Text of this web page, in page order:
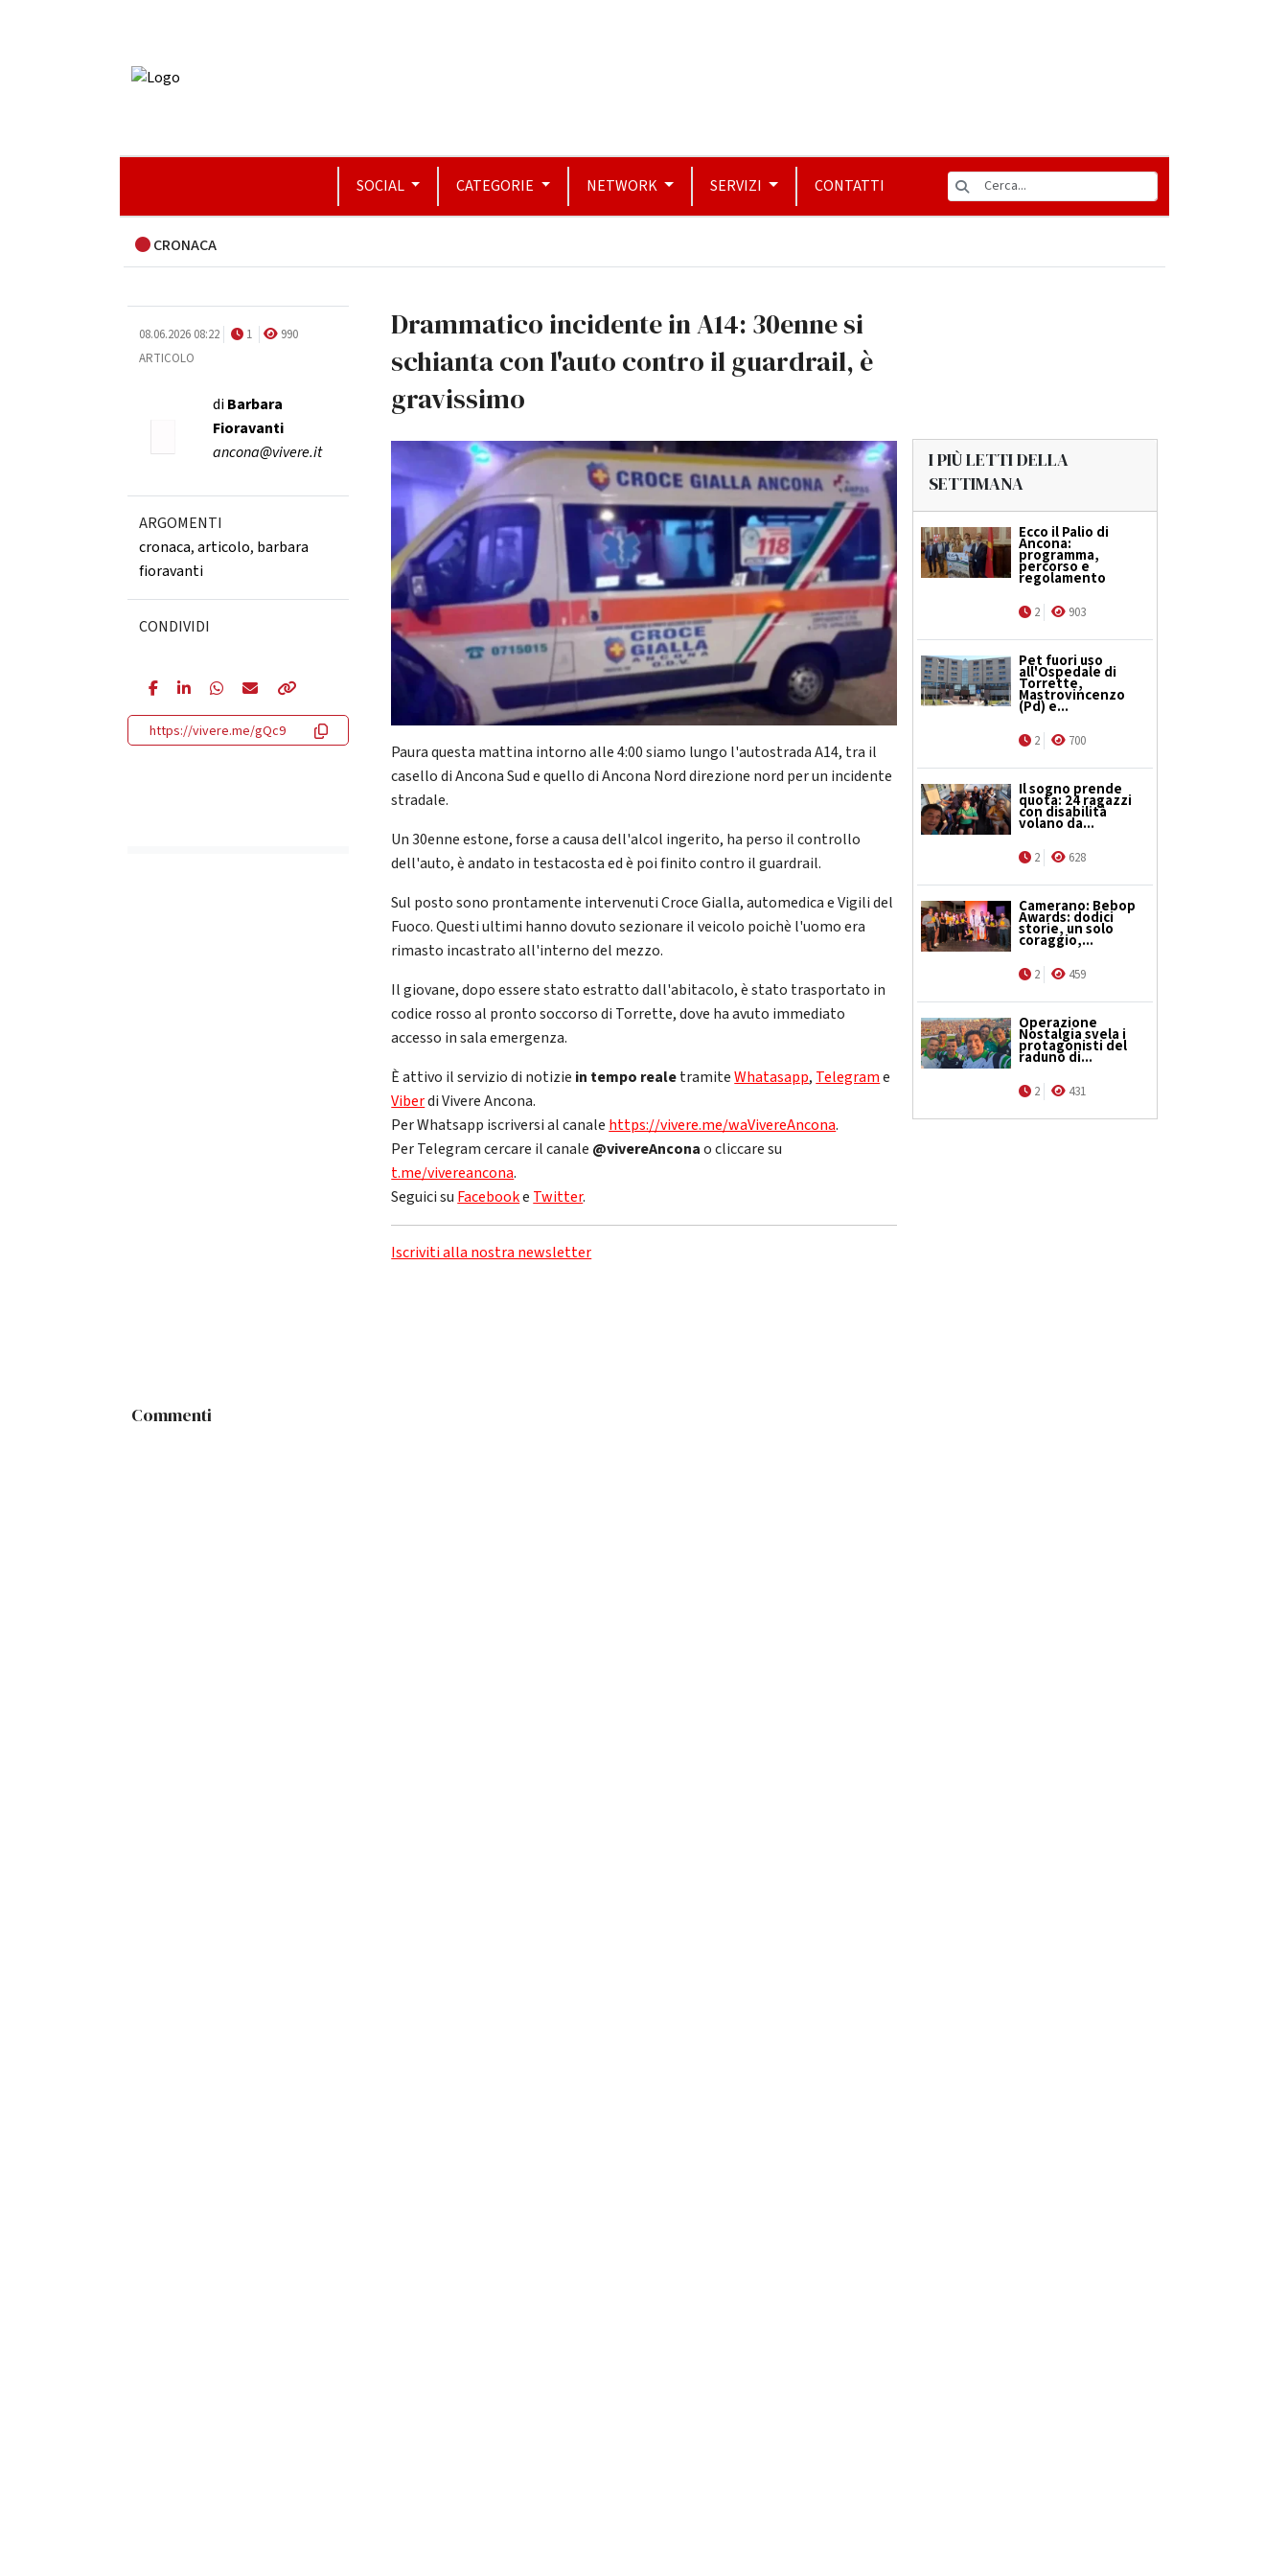
SOCIAL CATEGORIE NETWORK SERVIZI CONTATTI
CRONACA
08.06.2026 08:22 1
990
ARTICOLO
diBarbara
Fioravanti
ancona@vivere.it
ARGOMENTI
cronaca,articolo, barbara
fioravanti
CONDIVIDI
https://vivere.me/gQc9
Drammatico incidente in A14: 30enne si
schianta con l'auto contro il guardrail, è
gravissimo
Paura questa mattina intorno alle 4:00 siamo lungo l'autostrada A14, tra il
casello di Ancona Sud e quello di Ancona Nord direzione nord per un incidente
stradale.
Un 30enne estone, forse a causa dell'alcol ingerito, ha perso il controllo
dell'auto, è andato in testacosta ed è poi finito contro il guardrail.
Sul posto sono prontamente intervenuti Croce Gialla, automedica e Vigili del
Fuoco. Questi ultimi hanno dovuto sezionare il veicolo poichè l'uomo era
rimasto incastrato all'interno del mezzo.
Il giovane, dopo essere stato estratto dall'abitacolo, è stato trasportato in
codice rosso al pronto soccorso di Torrette, dove ha avuto immediato
accesso in sala emergenza.
È attivo il servizio di notizie in tempo realetramiteWhatasapp, Telegrame
Viberdi Vivere Ancona.
Per Whatsapp iscriversi al canale https://vivere.me/waVivereAncona.
Per Telegram cercare il canale @vivereAnconao cliccare su
t.me/vivereancona.
Seguici su Facebooke Twitter.
Iscriviti alla nostra newsletter
I PIÙ LETTI DELLA
SETTIMANA
Ecco il Palio di
Ancona:
programma,
percorso e
regolamento
2 903
Pet fuori uso
all'Ospedale di
Torrette,
Mastrovincenzo
(Pd) e...
2 700
Il sogno prende
quota: 24 ragazzi
con disabilità
volano da...
2 628
Camerano: Bebop
Awards: dodici
storie, un solo
coraggio,...
2 459
Operazione
Nostalgia svela i
protagonisti del
raduno di...
2 431
Commenti